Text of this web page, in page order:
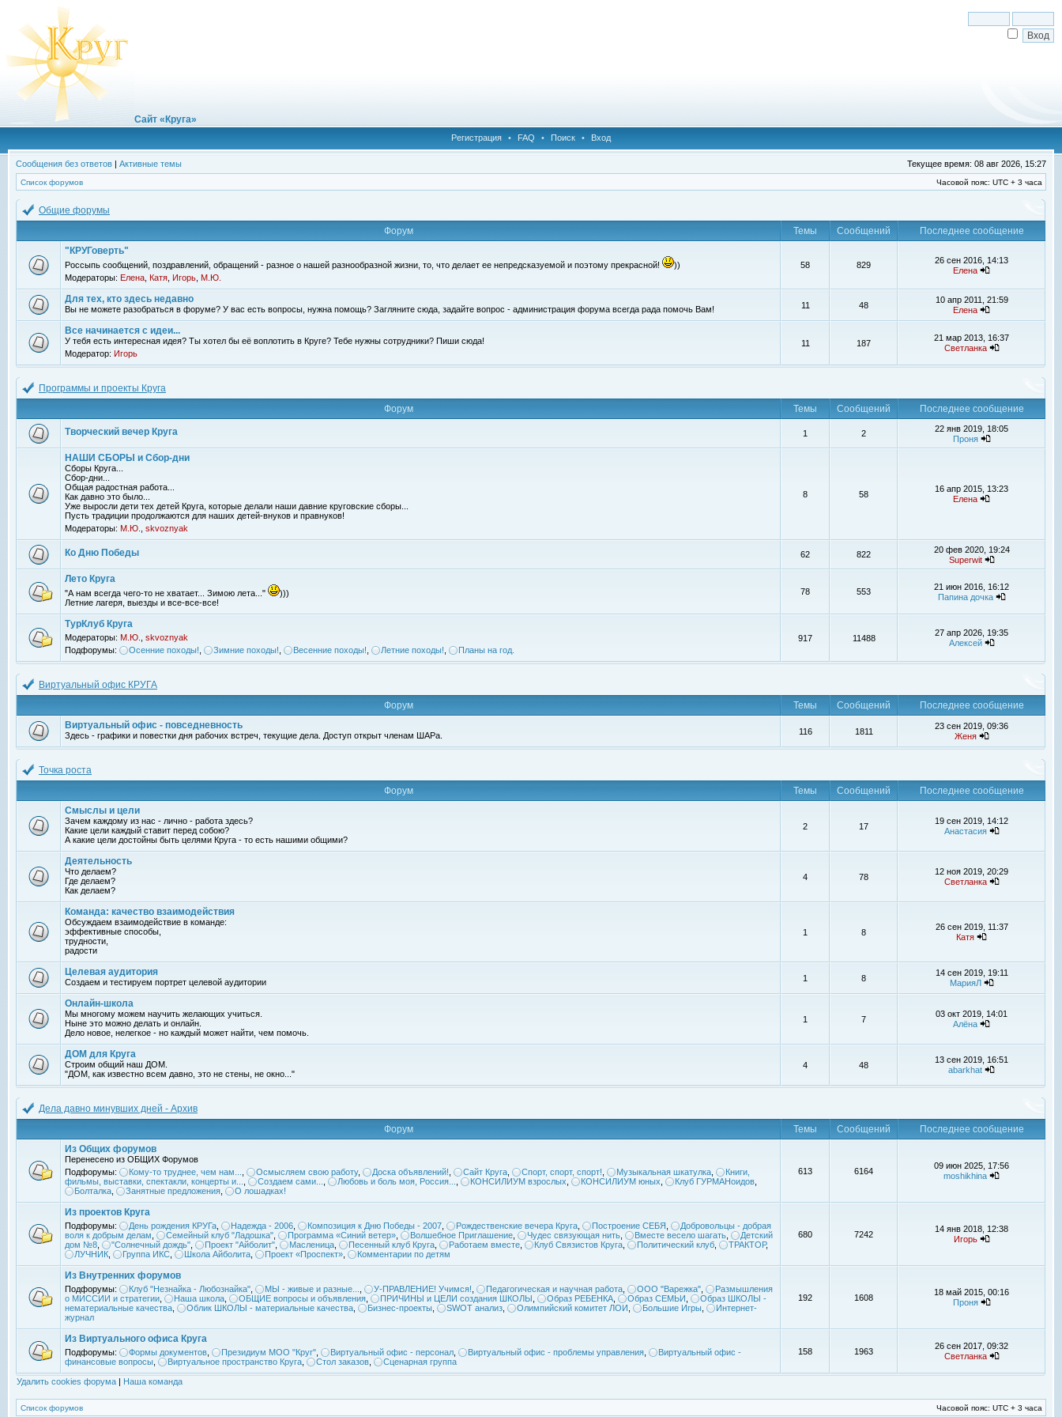
Сайт «Круга»
Регистрация • FAQ • Поиск • Вход
Сообщения без ответов | Активные темы Текущее время: 08 авг 2026, 15:27
Список форумов Часовой пояс: UTC + 3 часа
Общие форумы
Форум
Темы Сообщений
Последнее сообщение
"КРУГоверть"
Россыпь сообщений, поздравлений, обращений - разное о нашей разнообразной жизни, то, что делает ее непредсказуемой и поэтому прекрасной!
))
Модераторы: Елена Катя Игорь М.Ю.
58 829
26 сен 2016, 14:13
Елена
Для тех, кто здесь недавно
Вы не можете разобраться в форуме? У вас есть вопросы, нужна помощь? Загляните сюда, задайте вопрос - администрация форума всегда рада помочь Вам! 11 48
10 апр 2011, 21:59
Елена
Все начинается с идеи...
У тебя есть интересная идея? Ты хотел бы её воплотить в Круге? Тебе нужны сотрудники? Пиши сюда!
Модератор: Игорь
11 187
21 мар 2013, 16:37
Светланка
Программы и проекты Круга
Форум
Темы Сообщений Последнее сообщение
Творческий вечер Круга 1 2
22 янв 2019, 18:05
Проня
НАШИ СБОРЫ и Сбор-дни
Сборы Круга...
Сбор-дни...
Общая радостная работа...
Как давно это было...
Уже выросли дети тех детей Круга, которые делали наши давние круговские сборы...
Пусть традиции продолжаются для наших детей-внуков и правнуков!
Модераторы: М.Ю. skvoznyak
8 58
16 апр 2015, 13:23
Елена
Ко Дню Победы 62 822
20 фев 2020, 19:24
Superwit
Лето Круга
"А нам всегда чего-то не хватает... Зимою лета..."
)))
Летние лагеря, выезды и все-все-все!
78 553
21 июн 2016, 16:12
Папина дочка
ТурКлуб Круга
Модераторы: М.Ю.
skvoznyak
Подфорумы:
Осенние походы! Зимние походы! Весенние походы! Летние походы! Планы на год.
917 11488
27 апр 2026, 19:35
Алексей
Виртуальный офис КРУГА
Форум
Темы Сообщений
Последнее сообщение
Виртуальный офис - повседневность
Здесь - графики и повестки дня рабочих встреч, текущие дела. Доступ открыт членам ШАРа. 116 1811
23 сен 2019, 09:36
Женя
Точка роста
Форум
Темы Сообщений
Последнее сообщение
Смыслы и цели
Зачем каждому из нас - лично - работа здесь?
Какие цели каждый ставит перед собою?
А какие цели достойны быть целями Круга - то есть нашими общими?
2 17
19 сен 2019, 14:12
Анастасия
Деятельность
Что делаем?
Где делаем?
Как делаем?
4 78
12 ноя 2019, 20:29
Светланка
Команда: качество взаимодействия
Обсуждаем взаимодействие в команде:
эффективные способы,
трудности,
радости
1 8
26 сен 2019, 11:37
Катя
Целевая аудитория
Создаем и тестируем портрет целевой аудитории 1 8
14 сен 2019, 19:11
МарияЛ
Онлайн-школа
Мы многому можем научить желающих учиться.
Ныне это можно делать и онлайн.
Дело новое, нелегкое - но каждый может найти, чем помочь.
1 7
03 окт 2019, 14:01
Алёна
ДОМ для Круга
Строим общий наш ДОМ.
"ДОМ, как известно всем давно, это не стены, не окно..."
4 48
13 сен 2019, 16:51
abarkhat
Дела давно минувших дней - Архив
Форум
Темы Сообщений
Последнее сообщение
Из Общих форумов
Перенесено из ОБЩИХ Форумов
Подфорумы:
Кому-то труднее, чем нам... Осмысляем свою работу, Доска объявлений! Сайт Круга Спорт, спорт, спорт! Музыкальная шкатулка
Книги,
фильмы, выставки, спектакли, концерты и...
Создаем сами... Любовь и боль моя, Россия... КОНСИЛИУМ взрослых КОНСИЛИУМ юных Клуб ГУРМАНоидов
Болталка
Занятные предложения О лошадках!
613 6164
09 июн 2025, 17:56
moshikhina
Из проектов Круга
Подфорумы: День рождения КРУГа Надежда - 2006 Композиция к Дню Победы - 2007 Рождественские вечера Круга Построение СЕБЯ
Добровольцы - добрая
воля к добрым делам
Семейный клуб "Ладошка" Программа «Синий ветер» Волшебное Приглашение Чудес связующая нить Вместе весело шагать
Детский
дом №8
"Солнечный дождь" Проект "Айболит" Масленица Песенный клуб Круга Работаем вместе Клуб Связистов Круга Политический клуб ТРАКТОР,
ЛУЧНИК
Группа ИКС Школа Айболита Проект «Проспект» Комментарии по детям
680 7242
14 янв 2018, 12:38
Игорь
Из Внутренних форумов
Подфорумы: Клуб "Незнайка - Любознайка" МЫ - живые и разные... У-ПРАВЛЕНИЕ! Учимся! Педагогическая и научная работа ООО "Варежка"
Размышления
о МИССИИ и стратегии
Наша школа ОБЩИЕ вопросы и объявления ПРИЧИНЫ и ЦЕЛИ создания ШКОЛЫ Образ РЕБЕНКА Образ СЕМЬИ
Образ ШКОЛЫ -
нематериальные качества
Облик ШКОЛЫ - материальные качества Бизнес-проекты SWOT анализ Олимпийский комитет ЛОИ Большие Игры
Интернет-
журнал
192 1608
18 май 2015, 00:16
Проня
Из Виртуального офиса Круга
Подфорумы: Формы документов Президиум МОО "Круг" Виртуальный офис - персонал Виртуальный офис - проблемы управления
Виртуальный офис -
финансовые вопросы
Виртуальное пространство Круга Стол заказов Сценарная группа
158 1963
26 сен 2017, 09:32
Светланка
Удалить cookies форума | Наша команда
Список форумов Часовой пояс: UTC + 3 часа